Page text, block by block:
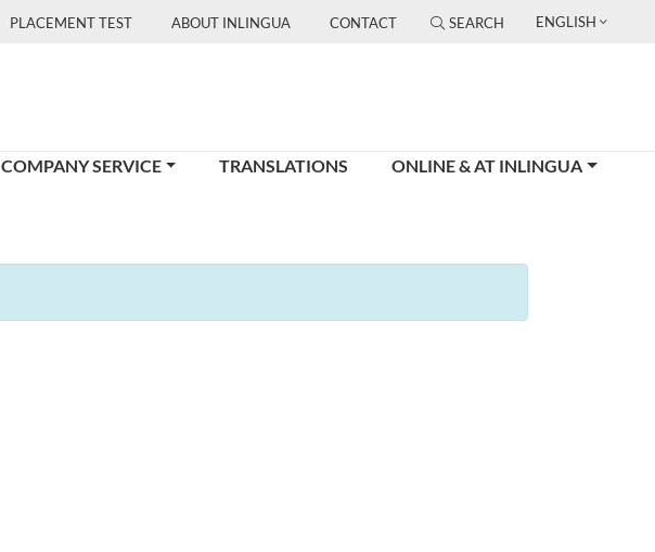
PLACEMENT TEST ABOUT INLINGUA CONTACT SEARCH ENGLISH
COMPANY SERVICE TRANSLATIONS ONLINE & AT INLINGUA